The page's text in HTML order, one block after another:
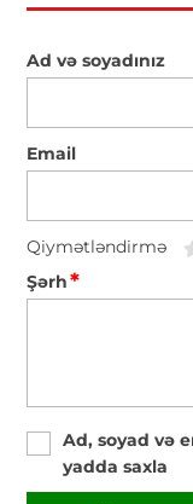
Ad və soyadınız
Email
Qiymətləndirmə
Şərh*
Ad, soyad və
yadda saxla